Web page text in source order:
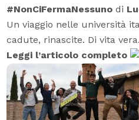
#NonCiFermaNessuno di
Un viaggio nelle università
cadute, rinascite. Di vita vera.
Leggi l’articolo completo